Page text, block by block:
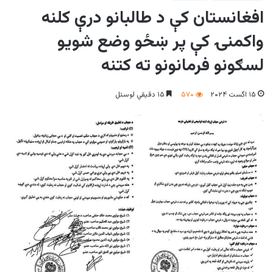
افغانستان کې د طالبانو درې کلنه
واکمنۍ کې پر ښځو وضع شویو
لسګونو فرمانونو ته کتنه
۱۵ اگست ۲۰۲۴ ۵۷۰